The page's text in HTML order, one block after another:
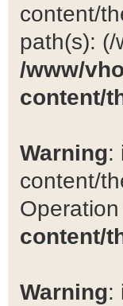
content/
path(s):
/www/
content/
Warning:
content/
content/
Warning: